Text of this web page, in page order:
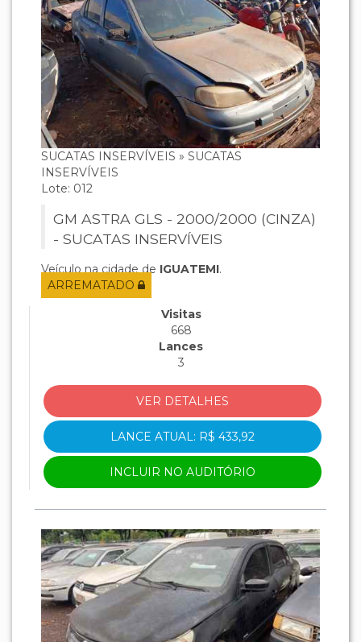
SUCATAS INSERVÍVEIS » SUCATAS
INSERVÍVEIS
Lote: 012
GM ASTRA GLS - 2000/2000 (CINZA)
- SUCATAS INSERVÍVEIS
Veículo na cidade de IGUATEMI.
ARREMATADO
Visitas
668
Lances
3
VER DETALHES
LANCE ATUAL: R$ 433,92
INCLUIR NO AUDITÓRIO